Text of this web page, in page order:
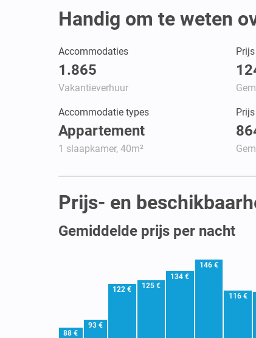
Handig om te weten
Accommodaties
1.865
Vakantieverhuur
Accommodatie types
Appartement
1 slaapkamer, 40m²
Prijs- en
Gemiddelde prijs per nacht
88 €
93 €
122 € 125 €
134 €
146 €
116 €